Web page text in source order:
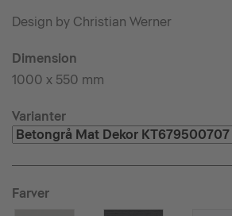
Design by Christian Werner
Dimension
1000 x 550 mm
Varianter
Farver